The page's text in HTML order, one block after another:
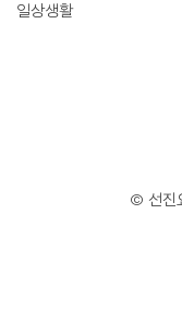
일상생활
© 선진